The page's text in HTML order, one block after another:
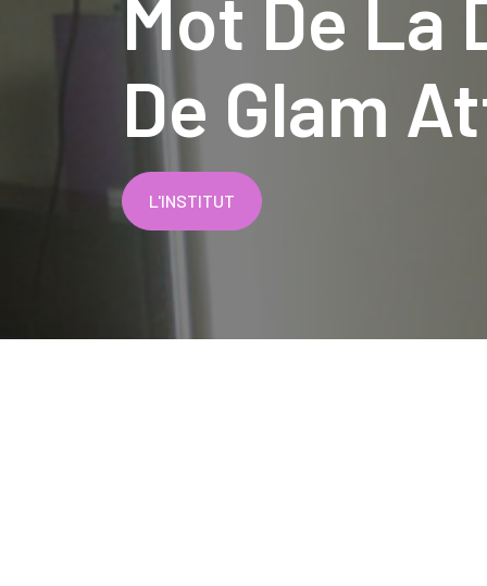
Mot De
De Glam
L'INSTITUT